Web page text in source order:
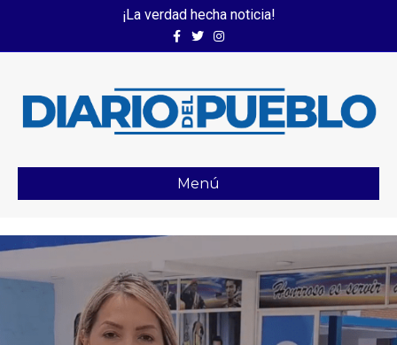
¡La verdad hecha noticia!
FacebookTwitterInstagram
Menú